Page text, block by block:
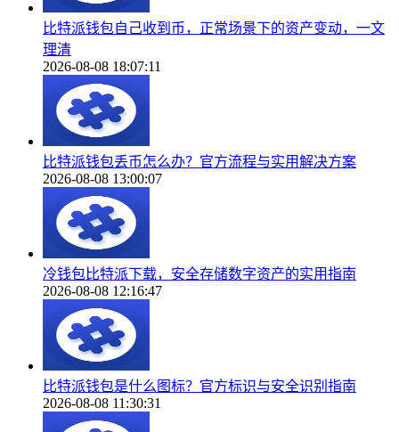
比特派钱包自己收到币，正常场景下的资产变动，一文
理清
2026-08-08 18:07:11
比特派钱包丢币怎么办？官方流程与实用解决方案
2026-08-08 13:00:07
冷钱包比特派下载，安全存储数字资产的实用指南
2026-08-08 12:16:47
比特派钱包是什么图标？官方标识与安全识别指南
2026-08-08 11:30:31